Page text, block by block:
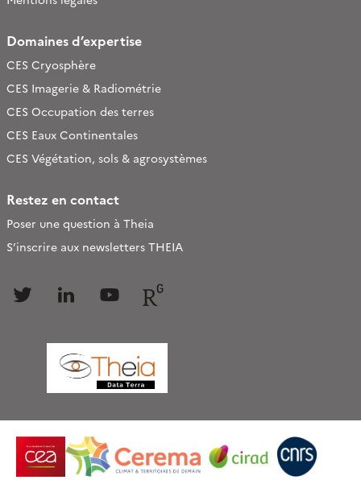
Domaines d’expertise
CES Cryosphère
CES Imagerie & Radiométrie
CES Occupation des terres
CES Eaux Continentales
CES Végétation, sols & agrosystèmes
Restez en contact
Poser une question à Theia
S’inscrire aux newsletters THEIA
Follow Follow